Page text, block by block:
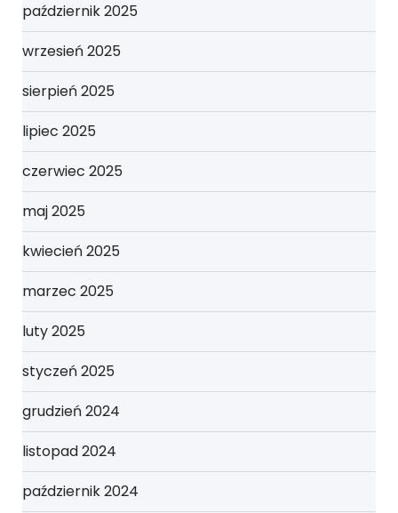
październik 2025
wrzesień 2025
sierpień 2025
lipiec 2025
czerwiec 2025
maj 2025
kwiecień 2025
marzec 2025
luty 2025
styczeń 2025
grudzień 2024
listopad 2024
październik 2024